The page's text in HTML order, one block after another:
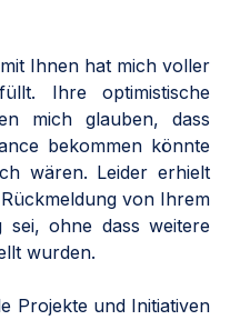
Ihnen hat mich voller
Ihre optimistische
mich glauben, dass
bekommen könnte
wären. Leider erhielt
von Ihrem
sei, ohne dass weitere
wurden.
Projekte und Initiativen